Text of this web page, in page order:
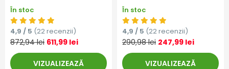
În stoc
4,9 / 5 (22 recenzii)
872,94 lei 611,99 lei
VIZUALIZEAZĂ
În stoc
4,9 / 5 (22 recenzii)
290,98 lei 247,99 lei
VIZUALIZEAZĂ